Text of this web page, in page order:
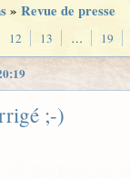
» Revue de presse
12 13 … 19
;-)